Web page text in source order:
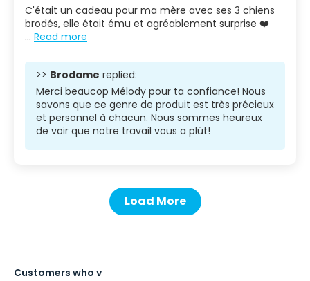
C'était un cadeau pour ma mère avec ses 3 chiens
brodés, elle était ému et agréablement surprise ❤️
... Read more
>> Brodame replied:
Merci beaucop Mélody pour ta confiance! Nous
savons que ce genre de produit est très précieux
et personnel à chacun. Nous sommes heureux
de voir que notre travail vous a plût!
Load More